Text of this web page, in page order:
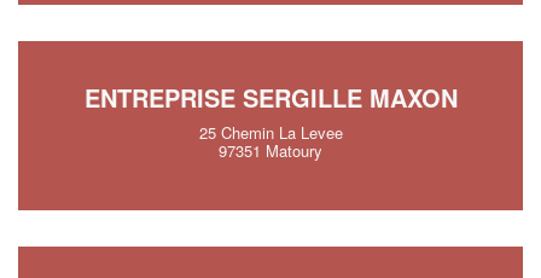
ENTREPRISE SERGILLE MAXON
25 Chemin La Levee
97351 Matoury